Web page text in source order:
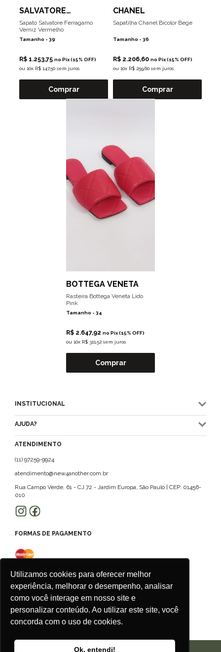
Utilizamos cookies para oferecer melhor
experiência, melhorar o desempenho, analisar
como você interage em nosso site e
personalizar conteúdo. Ao utilizar este site, você
concorda com o uso de cookies.
Ok, entendi!
SALVATORE
FERRAGAMO
Sapato Salvatore Ferragamo
Verniz Vermelho
Tamanho - 39
R$ 1.253,75 no Pix (15% OFF)
ou 10x R$ 147,50 sem juros
Comprar
CHANEL
Sapatilha Chanel Bicolor Bege
Tamanho - 36
R$ 2.206,60 no Pix (15% OFF)
ou 10x R$ 259,60 sem juros
Comprar
BOTTEGA VENETA
Rasteira Bottega Veneta Lido
Pink
Tamanho - 34
R$ 2.647,92 no Pix (15% OFF)
ou 10x R$ 311,52 sem juros
Comprar
INSTITUCIONAL
AJUDA?
ATENDIMENTO
(11) 97259-9924
atendimento@new4another.com.br
Rua Campo Verde, 61 - CJ 72 - Jardim Europa, São Paulo | CEP: 01456-
010
FORMAS DE PAGAMENTO